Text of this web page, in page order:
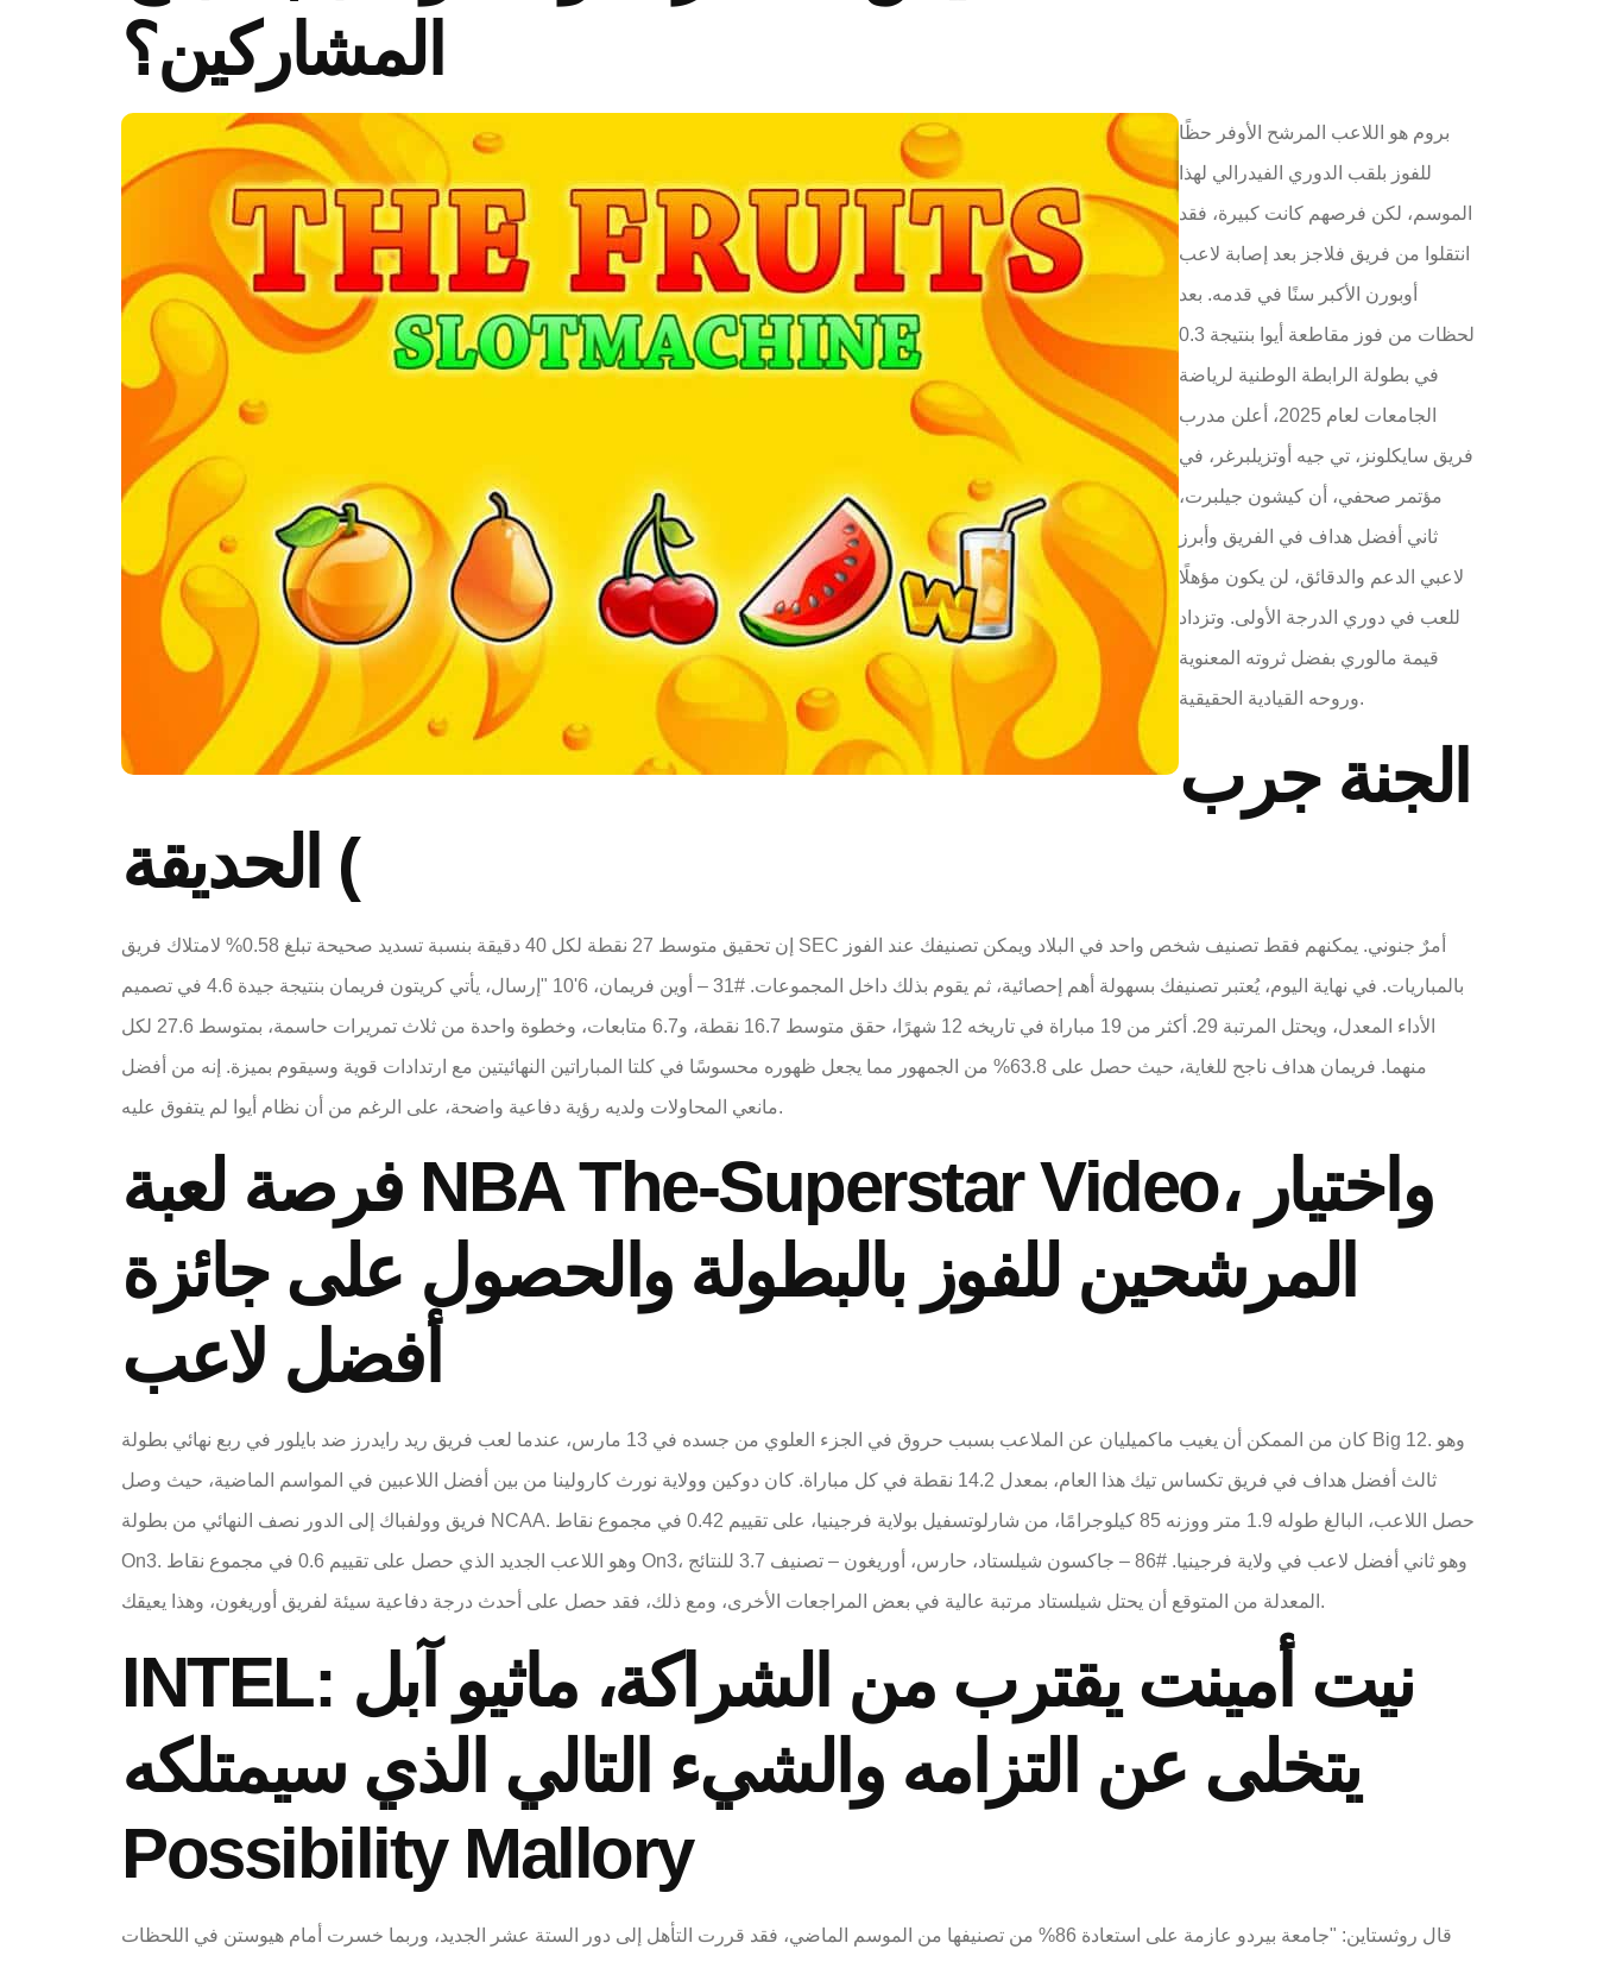
المشاركين؟
بروم هو اللاعب المرشح الأوفر حظًا
للفوز بلقب الدوري الفيدرالي لهذا
الموسم، لكن فرصهم كانت كبيرة، فقد
انتقلوا من فريق فلاجز بعد إصابة لاعب
أوبورن الأكبر سنًا في قدمه. بعد
لحظات من فوز مقاطعة أيوا بنتيجة 0.3
في بطولة الرابطة الوطنية لرياضة
الجامعات لعام 2025، أعلن مدرب
فريق سايكلونز، تي جيه أوتزيلبرغر، في
مؤتمر صحفي، أن كيشون جيلبرت،
ثاني أفضل هداف في الفريق وأبرز
لاعبي الدعم والدقائق، لن يكون مؤهلًا
للعب في دوري الدرجة الأولى. وتزداد
قيمة مالوري بفضل ثروته المعنوية
وروحه القيادية الحقيقية.
الجنة جرب
الحديقة (
إن تحقيق متوسط ​​27 نقطة لكل 40 دقيقة بنسبة تسديد صحيحة تبلغ 0.58% لامتلاك فريق SEC أمرٌ جنوني. يمكنهم فقط تصنيف شخص واحد في البلاد ويمكن تصنيفك عند الفوز
بالمباريات. في نهاية اليوم، يُعتبر تصنيفك بسهولة أهم إحصائية، ثم يقوم بذلك داخل المجموعات. #31 – أوين فريمان، 6'10 "إرسال، يأتي كريتون فريمان بنتيجة جيدة 4.6 في تصميم
الأداء المعدل، ويحتل المرتبة 29. أكثر من 19 مباراة في تاريخه 12 شهرًا، حقق متوسط ​​16.7 نقطة، و6.7 متابعات، وخطوة واحدة من ثلاث تمريرات حاسمة، بمتوسط ​​27.6 لكل
منهما. فريمان هداف ناجح للغاية، حيث حصل على 63.8% من الجمهور مما يجعل ظهوره محسوسًا في كلتا المباراتين النهائيتين مع ارتدادات قوية وسيقوم بميزة. إنه من أفضل
مانعي المحاولات ولديه رؤية دفاعية واضحة، على الرغم من أن نظام أيوا لم يتفوق عليه.
فرصة لعبة NBA The-Superstar Video، واختيار
المرشحين للفوز بالبطولة والحصول على جائزة
أفضل لاعب
كان من الممكن أن يغيب ماكميليان عن الملاعب بسبب حروق في الجزء العلوي من جسده في 13 مارس، عندما لعب فريق ريد رايدرز ضد بايلور في ربع نهائي بطولة Big 12. وهو
ثالث أفضل هداف في فريق تكساس تيك هذا العام، بمعدل 14.2 نقطة في كل مباراة. كان دوكين وولاية نورث كارولينا من بين أفضل اللاعبين في المواسم الماضية، حيث وصل
فريق وولفباك إلى الدور نصف النهائي من بطولة NCAA. حصل اللاعب، البالغ طوله 1.9 متر ووزنه 85 كيلوجرامًا، من شارلوتسفيل بولاية فرجينيا، على تقييم 0.42 في مجموع نقاط
On3. وهو اللاعب الجديد الذي حصل على تقييم 0.6 في مجموع نقاط On3، وهو ثاني أفضل لاعب في ولاية فرجينيا. #86 – جاكسون شيلستاد، حارس، أوريغون – تصنيف 3.7 للنتائج
المعدلة من المتوقع أن يحتل شيلستاد مرتبة عالية في بعض المراجعات الأخرى، ومع ذلك، فقد حصل على أحدث درجة دفاعية سيئة لفريق أوريغون، وهذا يعيقك.
INTEL: نيت أمينت يقترب من الشراكة، ماثيو آبل
يتخلى عن التزامه والشيء التالي الذي سيمتلكه
Possibility Mallory
قال روثستاين: "جامعة بيردو عازمة على استعادة 86% من تصنيفها من الموسم الماضي، فقد قررت التأهل إلى دور الستة عشر الجديد، وربما خسرت أمام هيوستن في اللحظات